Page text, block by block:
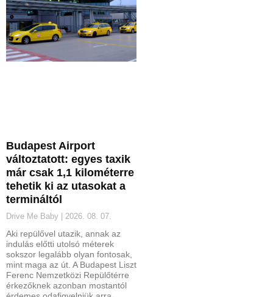
Budapest Airport
változtatott: egyes taxik
már csak 1,1 kilométerre
tehetik ki az utasokat a
termináltól
Drive Me Baby 2026. 08. 07.
Aki repülővel utazik, annak az
indulás előtti utolsó méterek
sokszor legalább olyan fontosak,
mint maga az út. A Budapest Liszt
Ferenc Nemzetközi Repülőtérre
érkezőknek azonban mostantól